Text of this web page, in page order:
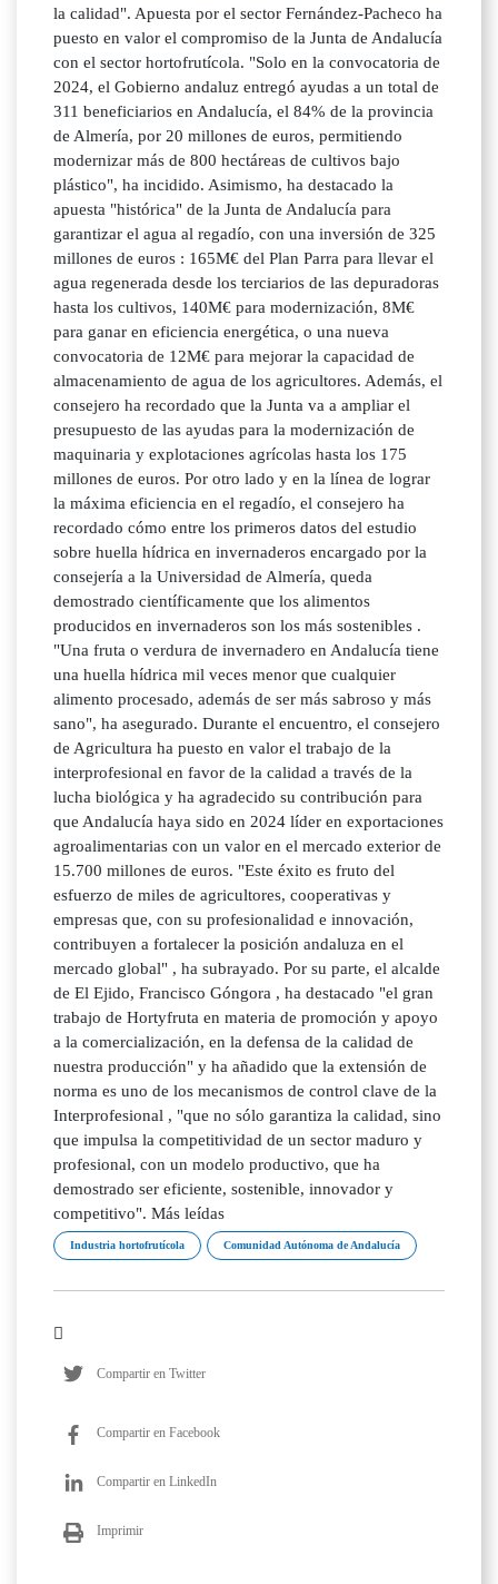
la calidad". Apuesta por el sector Fernández-Pacheco ha
puesto en valor el compromiso de la Junta de Andalucía
con el sector hortofrutícola. "Solo en la convocatoria de
2024, el Gobierno andaluz entregó ayudas a un total de
311 beneficiarios en Andalucía, el 84% de la provincia
de Almería, por 20 millones de euros, permitiendo
modernizar más de 800 hectáreas de cultivos bajo
plástico", ha incidido. Asimismo, ha destacado la
apuesta "histórica" de la Junta de Andalucía para
garantizar el agua al regadío, con una inversión de 325
millones de euros : 165M€ del Plan Parra para llevar el
agua regenerada desde los terciarios de las depuradoras
hasta los cultivos, 140M€ para modernización, 8M€
para ganar en eficiencia energética, o una nueva
convocatoria de 12M€ para mejorar la capacidad de
almacenamiento de agua de los agricultores. Además, el
consejero ha recordado que la Junta va a ampliar el
presupuesto de las ayudas para la modernización de
maquinaria y explotaciones agrícolas hasta los 175
millones de euros. Por otro lado y en la línea de lograr
la máxima eficiencia en el regadío, el consejero ha
recordado cómo entre los primeros datos del estudio
sobre huella hídrica en invernaderos encargado por la
consejería a la Universidad de Almería, queda
demostrado científicamente que los alimentos
producidos en invernaderos son los más sostenibles .
"Una fruta o verdura de invernadero en Andalucía tiene
una huella hídrica mil veces menor que cualquier
alimento procesado, además de ser más sabroso y más
sano", ha asegurado. Durante el encuentro, el consejero
de Agricultura ha puesto en valor el trabajo de la
interprofesional en favor de la calidad a través de la
lucha biológica y ha agradecido su contribución para
que Andalucía haya sido en 2024 líder en exportaciones
agroalimentarias con un valor en el mercado exterior de
15.700 millones de euros. "Este éxito es fruto del
esfuerzo de miles de agricultores, cooperativas y
empresas que, con su profesionalidad e innovación,
contribuyen a fortalecer la posición andaluza en el
mercado global" , ha subrayado. Por su parte, el alcalde
de El Ejido, Francisco Góngora , ha destacado "el gran
trabajo de Hortyfruta en materia de promoción y apoyo
a la comercialización, en la defensa de la calidad de
nuestra producción" y ha añadido que la extensión de
norma es uno de los mecanismos de control clave de la
Interprofesional , "que no sólo garantiza la calidad, sino
que impulsa la competitividad de un sector maduro y
profesional, con un modelo productivo, que ha
demostrado ser eficiente, sostenible, innovador y
competitivo". Más leídas
Industria hortofrutícola Comunidad Autónoma de Andalucía
Compartir en Twitter
Compartir en Facebook
Compartir en LinkedIn
Imprimir